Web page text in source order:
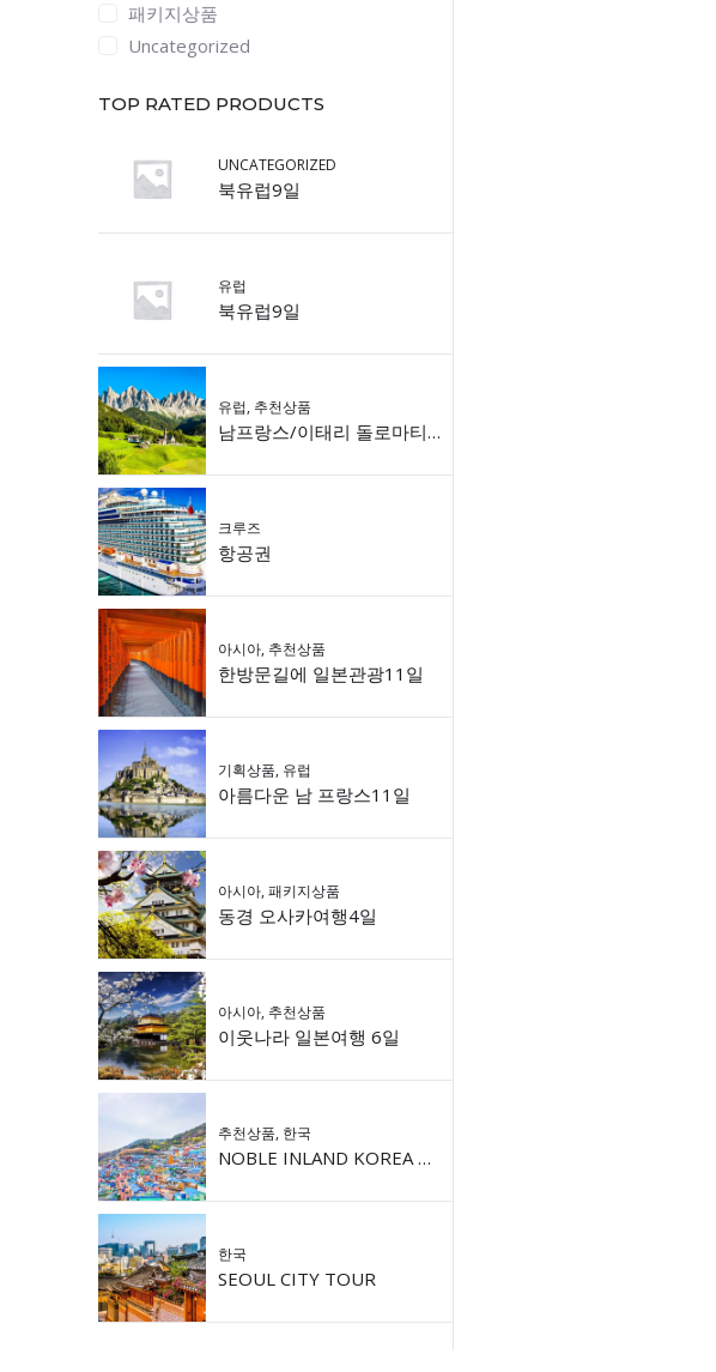
패키지상품
Uncategorized
TOP RATED PRODUCTS
UNCATEGORIZED
북유럽9일
유럽
북유럽9일
유럽, 추천상품
남프랑스/이태리 돌로마티 9일
크루즈
항공권
아시아, 추천상품
한방문길에 일본관광11일
기획상품, 유럽
아름다운 남 프랑스11일
아시아,패키지상품
동경 오사카여행4일
아시아, 추천상품
이웃나라 일본여행 6일
추천상품, 한국
NOBLE INLAND KOREA 9DAY
한국
SEOUL CITY TOUR